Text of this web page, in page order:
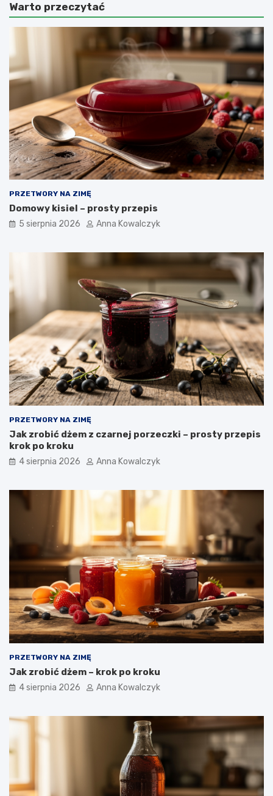
Warto przeczytać
PRZETWORY NA ZIMĘ
Domowy kisiel – prosty przepis
5 sierpnia 2026 Anna Kowalczyk
PRZETWORY NA ZIMĘ
Jak zrobić dżem z czarnej porzeczki – prosty przepis
krok po kroku
4 sierpnia 2026 Anna Kowalczyk
PRZETWORY NA ZIMĘ
Jak zrobić dżem – krok po kroku
4 sierpnia 2026 Anna Kowalczyk